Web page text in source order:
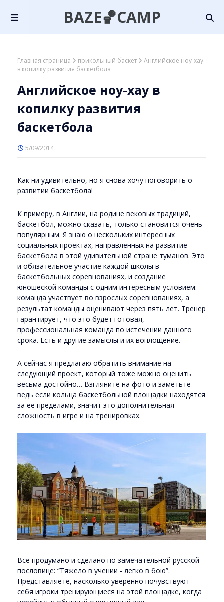
BAZE🏀CAMP
Главная страница прикольный баскет
Английское ноу-хау
в копилку развития баскетбола
Английское ноу-хау в
копилку развития
баскетбола
5/09/2014
Как ни удивительно, но я снова хочу поговорить о
развитии баскетбола!
К примеру, в Англии, на родине вековых традиций,
баскетбол, можно сказать, только становится очень
популярным. Я знаю о нескольких интересных
социальных проектах, направленных на развитие
баскетбола в этой удивительной стране туманов. Это
и обязательное участие каждой школы в
баскетбольных соревнованиях, и создание
юношеской команды с одним интересным условием:
команда участвует во взрослых соревнованиях, а
результат команды оценивают через пять лет. Тренер
гарантирует, что это будет готовая,
профессиональная команда по истечении данного
срока. Есть и другие замыслы и их воплощение.
А сейчас я предлагаю обратить внимание на
следующий проект, который тоже можно оценить
весьма достойно… Взгляните на фото и заметьте -
ведь если кольца баскетбольной площадки находятся
за ее пределами, значит это дополнительная
сложность в игре и на тренировках.
Все продумано и сделано по замечательной русской
пословице: “Тяжело в учении - легко в бою”.
Представляете, насколько уверенно почувствуют
себя игроки тренирующиеся на этой площадке, когда